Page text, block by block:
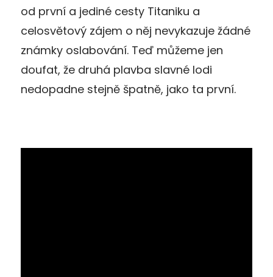
od první a jediné cesty Titaniku a
celosvětový zájem o něj nevykazuje žádné
známky oslabování. Teď můžeme jen
doufat, že druhá plavba slavné lodi
nedopadne stejně špatně, jako ta první.